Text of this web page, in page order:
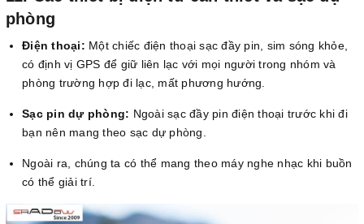
phòng
Điện thoại: Một chiếc điện thoại sạc đầy pin, sim sóng khỏe,
có định vị GPS để giữ liên lạc với mọi người trong nhóm và
phòng trường hợp đi lạc, mất phương hướng.
Sạc pin dự phòng: Ngoài sạc đầy pin điện thoại trước khi đi
bạn nên mang theo sạc dự phòng.
Ngoài ra, chúng ta có thể mang theo máy nghe nhạc khi buồn
có thể giải trí.